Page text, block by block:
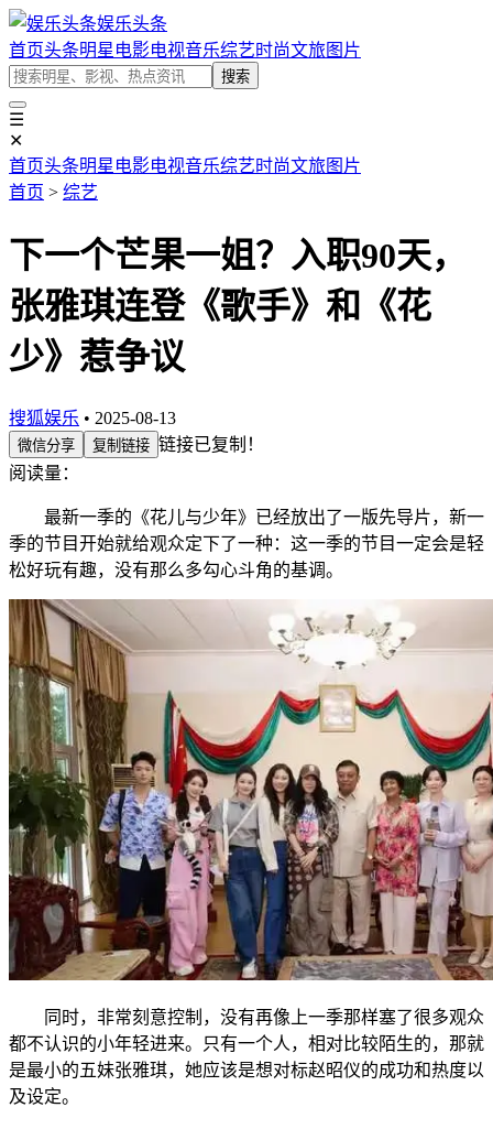
娱乐头条
首页头条明星 电影电视音乐综艺时尚文旅图片
搜索
☰
✕
首页头条明星 电影电视音乐综艺时尚文旅图片
首页 > 综艺
下一个芒果一姐？入职90天，
张雅琪连登《歌手》和《花
少》惹争议
搜狐娱乐 • 2025-08-13
微信分享 复制链接 链接已复制！
阅读量：
最新一季的《花儿与少年》已经放出了一版先导片，新一
季的节目开始就给观众定下了一种：这一季的节目一定会是轻
松好玩有趣，没有那么多勾心斗角的基调。
同时，非常刻意控制，没有再像上一季那样塞了很多观众
都不认识的小年轻进来。只有一个人，相对比较陌生的，那就
是最小的五妹张雅琪，她应该是想对标赵昭仪的成功和热度以
及设定。